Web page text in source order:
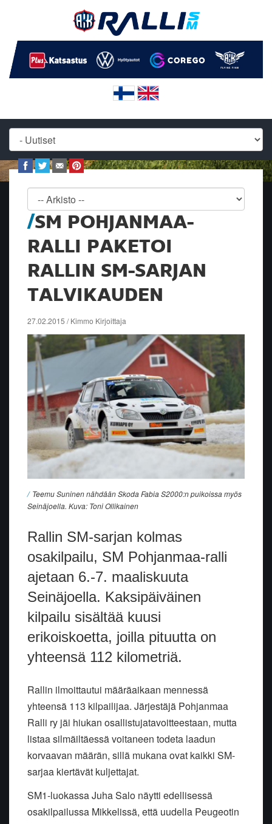
SM POHJANMAA-
RALLI PAKETOI
RALLIN SM-SARJAN
TALVIKAUDEN
27.02.2015 / Kimmo Kirjoittaja
Teemu Suninen nähdään Skoda Fabia S2000:n puikoissa myös
Seinäjoella. Kuva: Toni Ollikainen
Rallin SM-sarjan kolmas
osakilpailu, SM Pohjanmaa-ralli
ajetaan 6.-7. maaliskuuta
Seinäjoella. Kaksipäiväinen
kilpailu sisältää kuusi
erikoiskoetta, joilla pituutta on
yhteensä 112 kilometriä.
Rallin ilmoittautui määräaikaan mennessä
yhteensä 113 kilpailijaa. Järjestäjä Pohjanmaa
Ralli ry jäi hiukan osallistujatavoitteestaan, mutta
listaa silmäiltäessä voitaneen todeta laadun
korvaavan määrän, sillä mukana ovat kaikki SM-
sarjaa kiertävät kuljettajat.
SM1-luokassa Juha Salo näytti edellisessä
osakilpailussa Mikkelissä, että uudella Peugeotin